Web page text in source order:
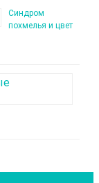
Синдром
похмелья и цвет